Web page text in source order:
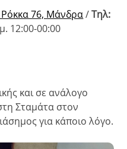
76, Μάνδρα/Τηλ:
12:00-00:00
και σε ανάλογο
Σταμάτα στον
για κάποιο λόγο.